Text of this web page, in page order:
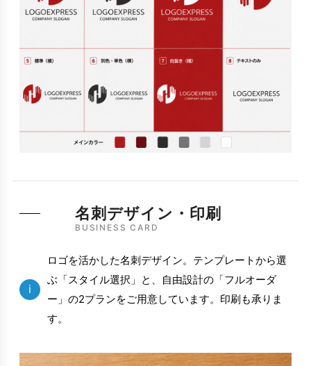
名刺デザイン・印刷
BUSINESS CARD
i
ロゴを活かした名刺デザイン。テンプレートから選
ぶ「スタイル選択」と、自由設計の「フルオーダ
ー」の2プランをご用意しています。印刷も承りま
す。